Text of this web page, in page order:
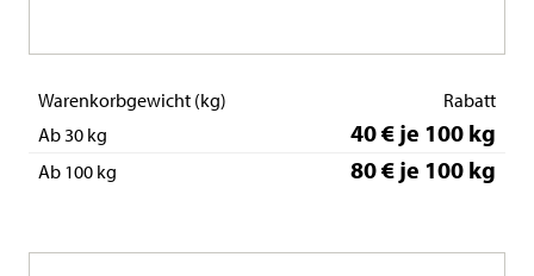
Warenkorbgewicht (kg)
Rabatt
Ab 30 kg
40 € je 100 kg
Ab 100 kg 80 € je 100 kg